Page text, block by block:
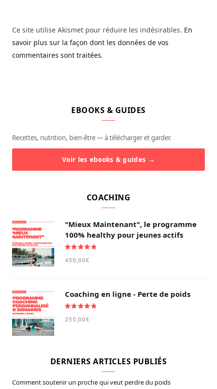
Ce site utilise Akismet pour réduire les indésirables. En
savoir plus sur la façon dont les données de vos
commentaires sont traitées.
EBOOKS & GUIDES
Recettes, nutrition, bien-être — à télécharger et garder.
Voir les ebooks & guides →
COACHING
"Mieux Maintenant", le programme
100% healthy pour jeunes actifs
sur 5
450,00€
Coaching en ligne - Perte de poids
sur 5
250,00€
DERNIERS ARTICLES PUBLIÉS
Comment soutenir un proche qui veut perdre du poids